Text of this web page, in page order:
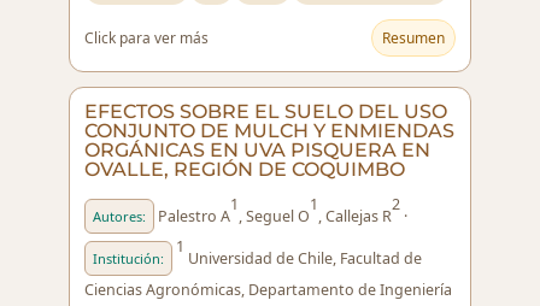
Click para ver más Resumen
EFECTOS SOBRE EL SUELO DEL USO
CONJUNTO DE MULCH Y ENMIENDAS
ORGÁNICAS EN UVA PISQUERA EN
OVALLE, REGIÓN DE COQUIMBO
Autores: Palestro A
1
, Seguel O
1
, Callejas R
2
·
Institución:
1
Universidad de Chile, Facultad de
Ciencias Agronómicas, Departamento de Ingeniería